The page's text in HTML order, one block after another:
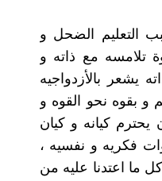
التعليم الضحل و
تلامسه مع ذاته و
يشعر بالأزدواجيه
و بقوه نحو القوه و
يحترم كيانه و كيان
فكريه و نفسيه ،
ما اعتدنا عليه من